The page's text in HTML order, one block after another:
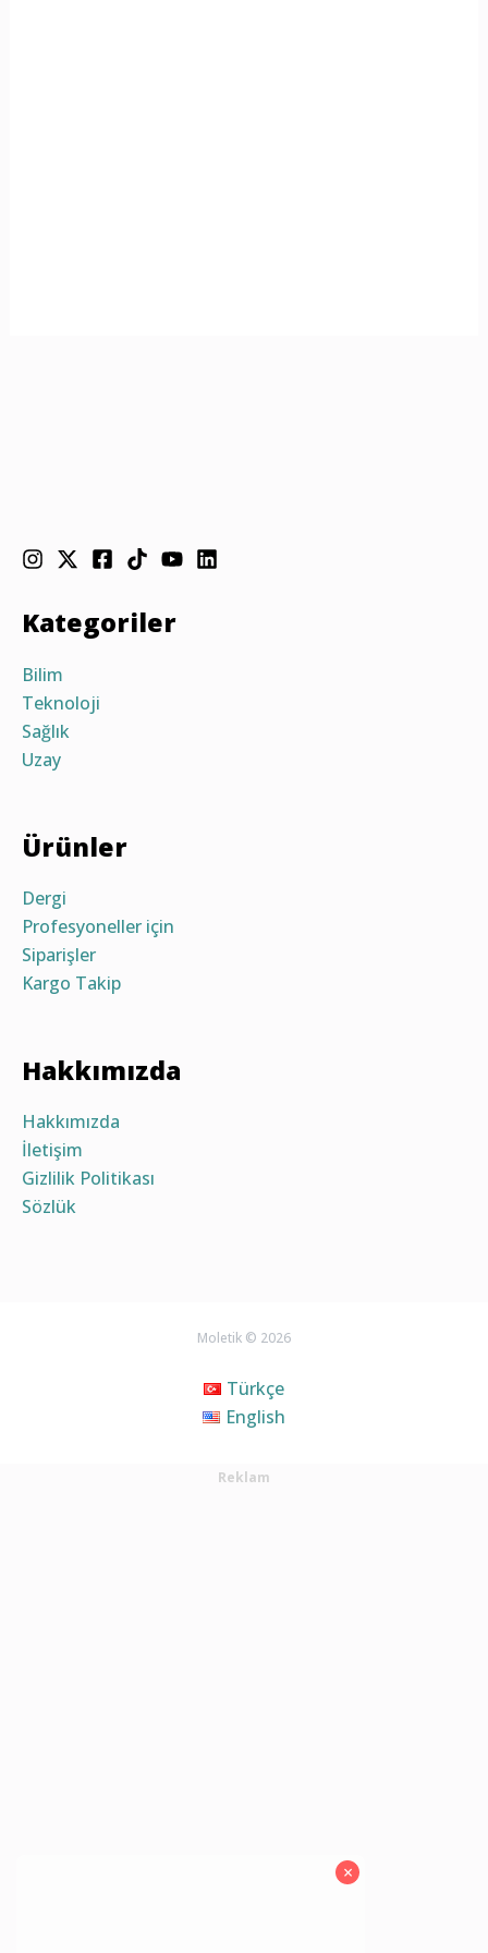
Kategoriler
Bilim
Teknoloji
Sağlık
Uzay
Ürünler
Dergi
Profesyoneller için
Siparişler
Kargo Takip
Hakkımızda
Hakkımızda
İletişim
Gizlilik Politikası
Sözlük
Moletik © 2026
Türkçe
English
×
Reklam